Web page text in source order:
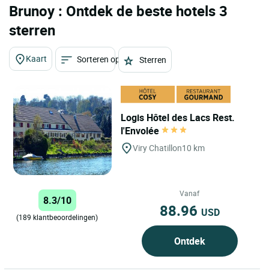
Brunoy : Ontdek de beste hotels 3
sterren
Kaart Sorteren op Sterren
Logis Hôtel des Lacs Rest.
l'Envolée
Viry Chatillon10 km
8.3/10
(189 klantbeoordelingen)
Vanaf
88.96 USD
Ontdek